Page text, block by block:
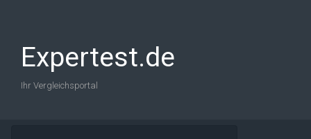
Expertest.de
Ihr Vergleichsportal